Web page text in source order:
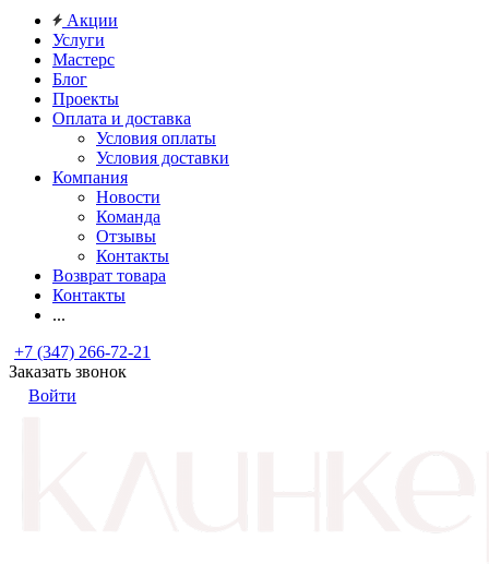
Акции
Услуги
Мастерс
Блог
Проекты
Оплата и доставка
Условия оплаты
Условия доставки
Компания
Новости
Команда
Отзывы
Контакты
Возврат товара
Контакты
...
+7 (347) 266-72-21
Заказать звонок
Войти